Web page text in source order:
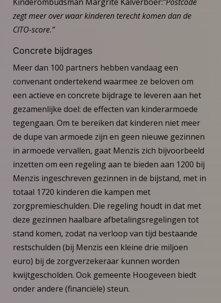
zegt meer over waar kinderen terecht komen dan de
CITO-score.”
Concrete bijdrages
Meer dan 100 partners hebben vandaag een
convenant ondertekend waarmee ze beloven om
een actieve en concrete bijdrage te leveren aan het
gezamenlijke doel: de effecten van kinderarmoede
tegengaan. Om te bereiken dat kinderen niet meer
de dupe van armoede zijn en geen nieuwe gezinnen
in armoede vervallen, gaat Menzis zich bijvoorbeeld
inzetten om een regeling aan te bieden aan 1200 bij
Menzis ingeschreven gezinnen in de bijstand, met in
totaal 1720 kinderen die kampen met
zorgpremieschulden. Die regeling houdt in dat met
deze gezinnen haalbare afbetalingsregelingen tot
stand komen, zodat na verloop van tijd bestaande
restschulden (bij Menzis een kleine drie miljoen
euro) bij de zorgverzekeraar kunnen worden
kwijtgescholden. Ook gemeente Hoogeveen biedt
onder andere (financiële) steun.